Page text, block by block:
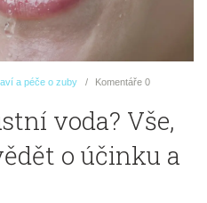
a péče o zuby Komentáře 0
voda? Vše,
o účinku a